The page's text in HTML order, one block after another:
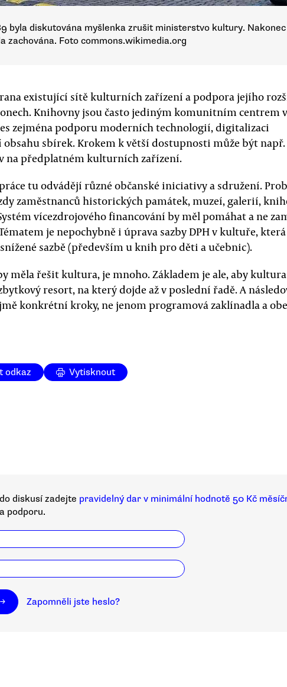
byla diskutována myšlenka zrušit ministerstvo kultury.
zachována. Foto commons.wikimedia.org
existující sítě kulturních zařízení a podpora jejího
Knihovny jsou často jediným komunitním centrem
zejména podporu moderních technologií, digitalizaci
sbírek. Krokem k větší dostupnosti může být
na předplatném kulturních zařízení.
tu odvádějí různé občanské iniciativy a sdružení.
zaměstnanců historických památek, muzeí, galerií,
vícezdrojového financování by měl pomáhat a ne
je nepochybně i úprava sazby DPH v kultuře, která
sazbě (především u knih pro děti a učebnic).
měla řešit kultura, je mnoho. Základem je ale, aby
resort, na který dojde až v poslední řadě. A
konkrétní kroky, ne jenom programová zaklínadla a
odkaz Vytisknout
diskusí zadejte pravidelný dar v minimální hodnotě 50 Kč
podporu.
Zapomněli jste heslo?